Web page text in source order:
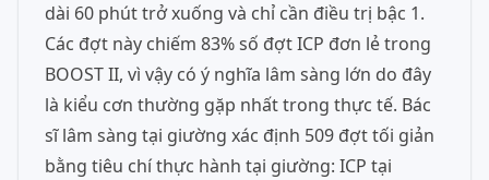
dài 60 phút trở xuống và chỉ cần điều trị bậc 1.
Các đợt này chiếm 83% số đợt ICP đơn lẻ trong
BOOST II, vì vậy có ý nghĩa lâm sàng lớn do đây
là kiểu cơn thường gặp nhất trong thực tế. Bác
sĩ lâm sàng tại giường xác định 509 đợt tối giản
bằng tiêu chí thực hành tại giường: ICP tại